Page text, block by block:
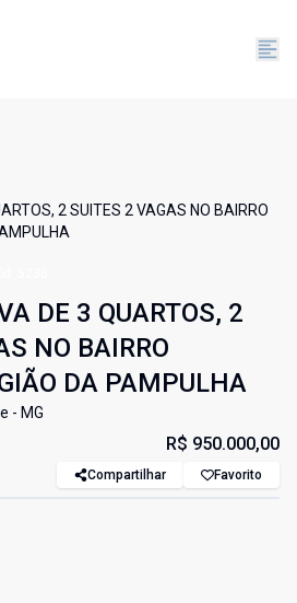
2 SUITES 2 VAGAS NO BAIRRO
DE 3 QUARTOS, 2
NO BAIRRO
DA PAMPULHA
- MG
R$ 950.000,00
Compartilhar Favorito